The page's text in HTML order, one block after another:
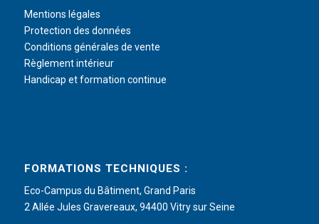
Mentions légales
Protection des données
Conditions générales de vente
Règlement intérieur
Handicap et formation continue
FORMATIONS TECHNIQUES :
Eco-Campus du Bâtiment, Grand Paris
2 Allée Jules Gravereaux, 94400 Vitry sur Seine